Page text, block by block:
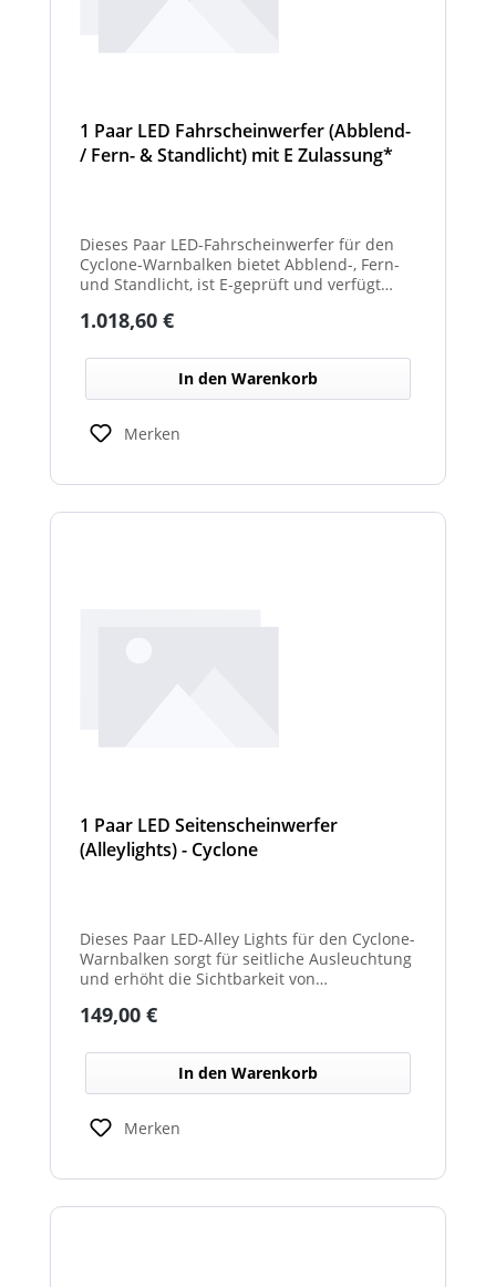
1 Paar LED Fahrscheinwerfer (Abblend-
/ Fern- & Standlicht) mit E Zulassung*
Dieses Paar LED-Fahrscheinwerfer für den
Cyclone-Warnbalken bietet Abblend-, Fern-
und Standlicht, ist E-geprüft und verfügt
Einsatz im Winterdienst.
Regulärer Preis:
1.018,60 €
In den Warenkorb
Merken
1 Paar LED Seitenscheinwerfer
(Alleylights) - Cyclone
Dieses Paar LED-Alley Lights für den Cyclone-
Warnbalken sorgt für seitliche Ausleuchtung
und erhöht die Sichtbarkeit von
Regulärer Preis:
149,00 €
In den Warenkorb
Merken